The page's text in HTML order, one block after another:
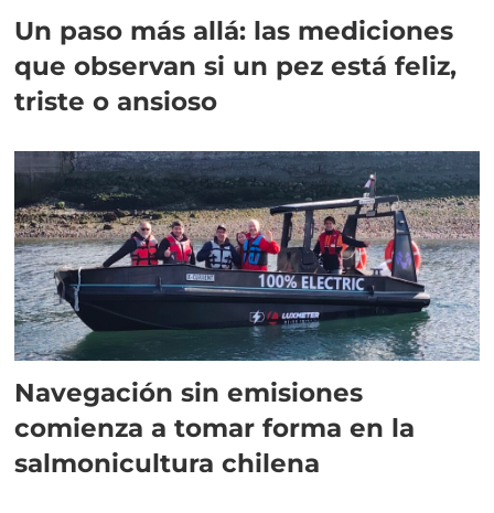
Un paso más allá: las mediciones
que observan si un pez está feliz,
triste o ansioso
Navegación sin emisiones
comienza a tomar forma en la
salmonicultura chilena